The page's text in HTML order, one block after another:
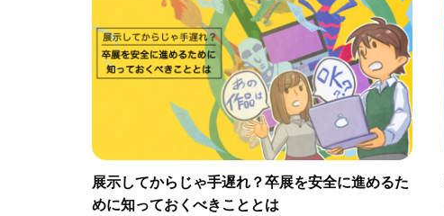
展示してからじゃ手遅れ？卒展を安全に進めるた
めに知っておくべきこととは